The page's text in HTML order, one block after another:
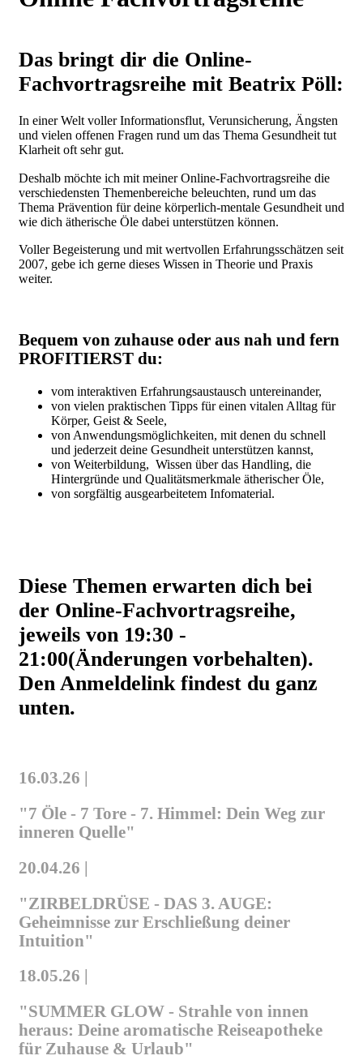
Das bringt dir die Online-
Fachvortragsreihe mit Beatrix Pöll:
In einer Welt voller Informationsflut, Verunsicherung, Ängsten
und vielen offenen Fragen rund um das Thema Gesundheit tut
Klarheit oft sehr gut.
Deshalb möchte ich mit meiner Online-Fachvortragsreihe die
verschiedensten Themenbereiche beleuchten, rund um das
Thema Prävention für deine körperlich-mentale Gesundheit und
wie dich ätherische Öle dabei unterstützen können.
Voller Begeisterung und mit wertvollen Erfahrungsschätzen seit
2007, gebe ich gerne dieses Wissen in Theorie und Praxis
weiter.
Bequem von zuhause oder aus nah und fern
PROFITIERST du:
vom interaktiven Erfahrungsaustausch untereinander,
von vielen praktischen Tipps für einen vitalen Alltag für
Körper, Geist & Seele,
von Anwendungsmöglichkeiten, mit denen du schnell
und jederzeit deine Gesundheit unterstützen kannst,
von Weiterbildung, Wissen über das Handling, die
Hintergründe und Qualitätsmerkmale ätherischer Öle,
von sorgfältig ausgearbeitetem Infomaterial.
Diese Themen erwarten dich bei
der Online-Fachvortragsreihe,
jeweils von 19:30 -
21:00(Änderungen vorbehalten).
Den Anmeldelink findest du ganz
unten.
16.03.26 |
"7 Öle - 7 Tore - 7. Himmel: Dein Weg zur
inneren Quelle"
20.04.26 |
"ZIRBELDRÜSE - DAS 3. AUGE:
Geheimnisse zur Erschließung deiner
Intuition"
18.05.26 |
"SUMMER GLOW - Strahle von innen
heraus: Deine aromatische Reiseapotheke
für Zuhause & Urlaub"